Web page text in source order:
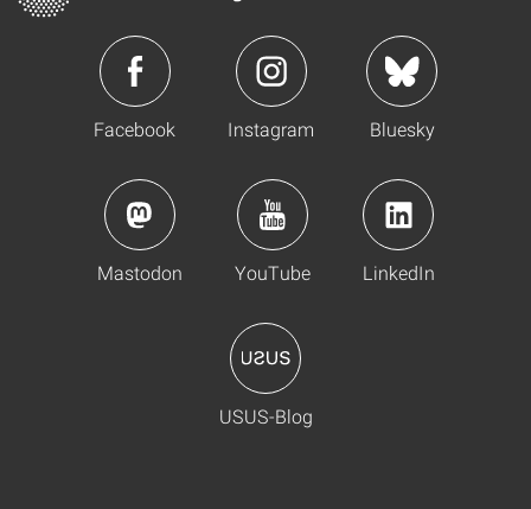
Facebook Instagram Bluesky
Mastodon YouTube LinkedIn
USUS-Blog